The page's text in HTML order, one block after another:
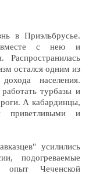
в Приэльбрусье.
вместе с нею и
Распространилась
остался одним из
населения.
турбазы и
А кабардинцы,
приветливыми и
усилились
подогреваемые
опыт Чеченской